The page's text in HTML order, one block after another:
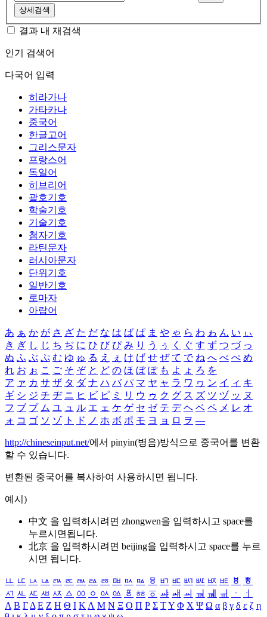
상세검색
결과 내 재검색
인기 검색어
다국어 입력
히라가나
가타카나
중국어
한글고어
그리스문자
프랑스어
독일어
히브리어
괄호기호
학술기호
기술기호
첨자기호
라틴문자
러시아문자
단위기호
일반기호
로마자
아랍어
あ ぁ か が さ ざ た だ な は ば ぱ ま や ゃ ら わ ゎ ん い ぃ
き ぎ し じ ち ぢ に ひ び ぴ み り う ぅ く ぐ す ず つ づ っ
ぬ ふ ぶ ぷ む ゆ ゅ る え ぇ け げ せ ぜ て で ね へ べ ぺ め
れ お ぉ こ ご そ ぞ と ど の ほ ぼ ぽ も よ ょ ろ を
ア ァ カ サ ザ タ ダ ナ ハ バ パ マ ヤ ャ ラ ワ ヮ ン イ ィ キ
ギ シ ジ チ ヂ ニ ヒ ビ ピ ミ リ ウ ゥ ク グ ス ズ ツ ヅ ッ ヌ
フ ブ プ ム ユ ュ ル エ ェ ケ ゲ セ ゼ テ デ ヘ ベ ペ メ レ オ
ォ コ ゴ ソ ゾ ト ド ノ ホ ボ ポ モ ヨ ョ ロ ヲ ―
http://chineseinput.net/에서 pinyin(병음)방식으로 중국어를 변환
할 수 있습니다.
변환된 중국어를 복사하여 사용하시면 됩니다.
예시)
中文 을 입력하시려면 zhongwen을 입력하시고 space를
누르시면됩니다.
北京 을 입력하시려면 beijing을 입력하시고 space를 누르
시면 됩니다.
ㅥ ㅦ ㅧ ㅨ ㅩ ㅪ ㅫ ㅬ ㅭ ㅮ ㅯ ㅰ ㅱ ㅲ ㅳ ㅴ ㅵ ㅶ ㅷ ㅸ
ㅹ
ㅺ ㅻ ㅼ ㅽ ㅾ ㅿ ㆀ ㆁ ㆂ ㆃ ㆄ ㆅ ㆆ ㆇ ㆈ ㆉ ㆊ ㆋ ㆌ ㆍ
ㆎ
Α Β ΓΔ Ε Ζ Η Θ Ι ΚΛ Μ Ν Ξ Ο Π Ρ Σ ΤΥ Φ Χ Ψ Ω α β γ δ ε ζ η